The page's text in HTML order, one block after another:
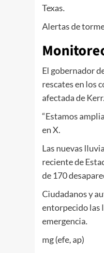
Texas.
Alertas de
El gobernador
rescates en los
afectada de Kerr.
“Estamos
en X.
Las nuevas
reciente de
de 170
Ciudadanos y
entorpecido las
emergencia.
mg (efe, ap)